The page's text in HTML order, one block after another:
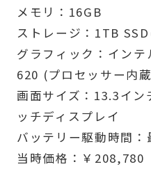
メモリ：16GB
ストレージ：1TB
グラフィック：イン
620 (プロセッサー内
画面サイズ：13.3イ
ッチディスプレイ
バッテリー駆動時間
当時価格：￥208,780